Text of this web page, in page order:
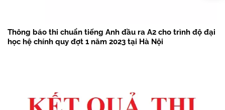
Thông báo thi chuẩn tiếng Anh đầu ra A2 cho trình độ đại
học hệ chính quy đợt 1 năm 2023 tại Hà Nội